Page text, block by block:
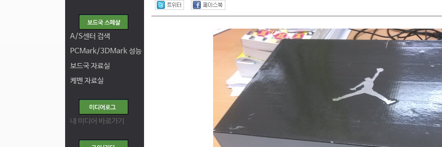
A/S센터 검색
PCMark/3DMark 성능
보드국 자료실
케벤 자료실
내 미디어 바로가기